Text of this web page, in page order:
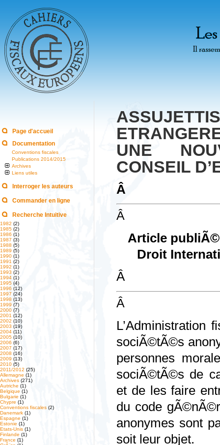
Page d'accueil
Documentation
Conventions fiscales
Publications 2014/2015
Archives
Liens utiles
Interroger les auteurs
Commander en ligne
Recherche Intuitive
1982 (2)
1985 (2)
1986 (1)
1987 (3)
1988 (5)
1989 (5)
1990 (1)
1991 (2)
1992 (1)
1993 (2)
1994 (1)
1995 (4)
1996 (12)
1997 (24)
1998 (13)
1999 (7)
2000 (7)
2001 (12)
2002 (10)
2003 (19)
2004 (11)
2005 (10)
2006 (6)
2007 (17)
2008 (16)
2009 (13)
2010 (5)
2011/2012 (25)
Allemagne (1)
Archives (271)
Autriche (1)
Belgique (1)
Bulgarie (1)
Chypre (1)
Conventions fiscales (2)
Danemark (1)
Espagne (1)
Estonie (1)
Etats-Unis (1)
Finlande (1)
France (1)
UNE
CONSEIL
Â
Â
Article
Droit
Â
Â
L’Administration
sociÃ©tÃ©s
personnes
sociÃ©tÃ©s de
et de les faire
du code
anonymes sont
soit leur objet.